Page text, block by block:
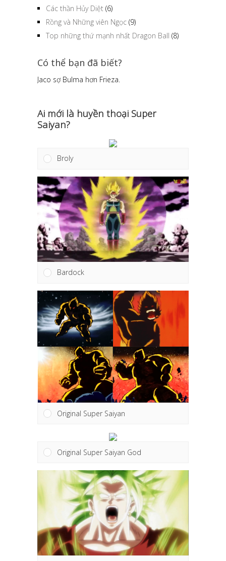
Các thần Hủy Diệt (6)
Rồng và Những viên Ngọc (9)
Top những thứ mạnh nhất Dragon Ball (8)
Có thể bạn đã biết?
Jaco sợ Bulma hơn Frieza.
Ai mới là huyền thoại Super
Saiyan?
Broly
Bardock
Original Super Saiyan
Original Super Saiyan God